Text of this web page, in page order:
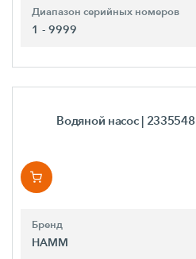
Диапазон серийных номеров
1 - 9999
Водяной насос | 2335548
Бренд
HAMM